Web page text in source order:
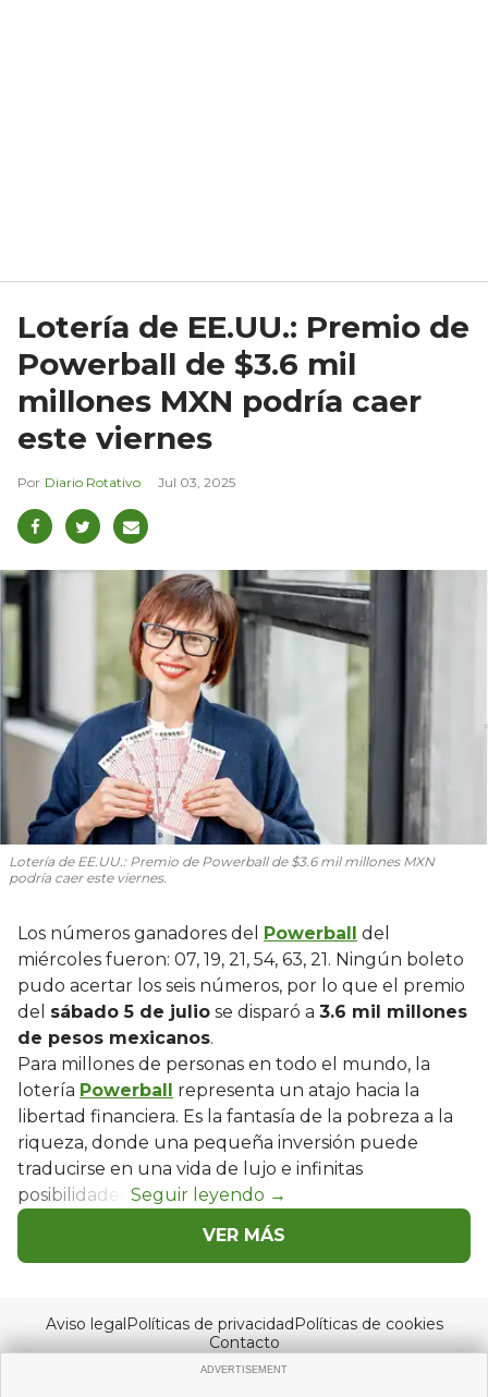
Lotería de EE.UU.: Premio de
Powerball de $3.6 mil
millones MXN podría caer
este viernes
Diario Rotativo Jul 03, 2025
Lotería de EE.UU.: Premio de Powerball de $3.6 mil millones MXN
podría caer este viernes.
Los números ganadores del Powerball del
miércoles fueron: 07, 19, 21, 54, 63, 21. Ningún boleto
pudo acertar los seis números, por lo que el premio
del sábado 5 de julio se disparó a 3.6 mil millones
de pesos mexicanos.
Para millones de personas en todo el mundo, la
lotería Powerball representa un atajo hacia la
libertad financiera. Es la fantasía de la pobreza a la
riqueza, donde una pequeña inversión puede
traducirse en una vida de lujo e infinitas
posibilidades.
VER MÁS
Aviso legalPolíticas de privacidadPolíticas de cookies
Contacto